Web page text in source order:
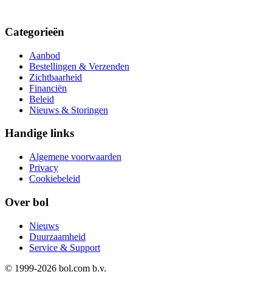
Categorieën
Aanbod
Bestellingen & Verzenden
Zichtbaarheid
Financiën
Beleid
Nieuws & Storingen
Handige links
Algemene voorwaarden
Privacy
Cookiebeleid
Over bol
Nieuws
Duurzaamheid
Service & Support
© 1999-2026 bol.com b.v.